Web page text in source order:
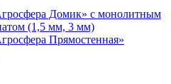
Домик» с монолитным
(1,5 мм, 3 мм)
Прямостенная»